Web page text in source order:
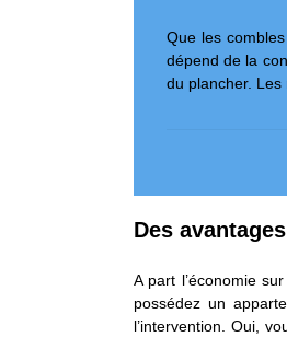
Que les
dépend de la
du plancher. Les
Des
A part l’économie
possédez un
l’intervention. Oui,